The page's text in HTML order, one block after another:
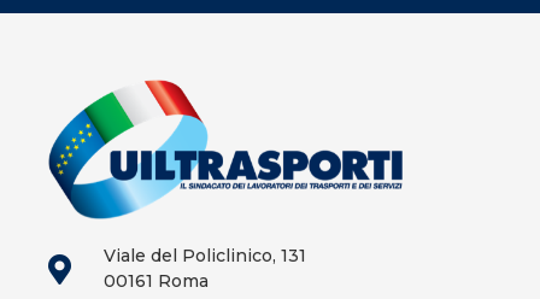
Viale del Policlinico, 131
00161 Roma